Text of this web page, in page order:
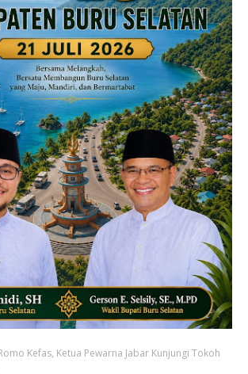
Kefas, Ketua Pewarna Jabar Kunjungi Tokoh